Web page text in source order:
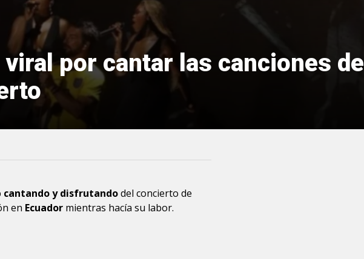
viral por cantar las canciones de
cantando y disfrutandodel concierto de
en Ecuador mientras hacía su labor.